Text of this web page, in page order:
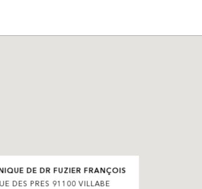
DE DR FUZIER FRANÇOIS
DES PRES 91100 VILLABE